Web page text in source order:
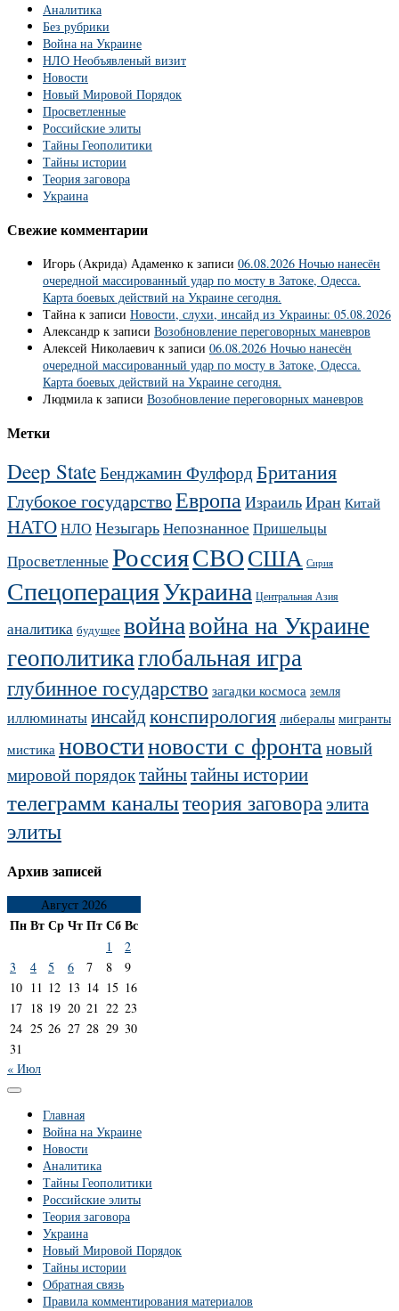
Аналитика
Без рубрики
Война на Украине
НЛО Необъявленый визит
Новости
Новый Мировой Порядок
Просветленные
Российские элиты
Тайны Геополитики
Тайны истории
Теория заговора
Украина
Свежие комментарии
Игорь (Акрида) Адаменко к записи 06.08.2026 Ночью нанесён
очередной массированный удар по мосту в Затоке, Одесса.
Карта боевых действий на Украине сегодня.
Тайна к записи Новости, слухи, инсайд из Украины: 05.08.2026
Александр к записи Возобновление переговорных маневров
Алексей Николаевич к записи 06.08.2026 Ночью нанесён
очередной массированный удар по мосту в Затоке, Одесса.
Карта боевых действий на Украине сегодня.
Людмила к записи Возобновление переговорных маневров
Метки
Deep StateБенджамин ФулфордБритания
Глубокое государствоЕвропаИзраильИран Китай
НАТОНЛО НезыгарьНепознанное Пришельцы
Просветленные РоссияСВОСША Сирия
СпецоперацияУкраина Центральная Азия
аналитика будущее войнавойна на Украине
геополитикаглобальная игра
глубинное государство загадки космоса земля
иллюминатыинсайдконспирология либералы мигранты
мистика новостиновости с фронтановый
мировой порядоктайнытайны истории
телеграмм каналытеория заговораэлита
элиты
Архив записей
Август 2026
ПнВтСрЧтПтСбВс
1
2
3
4 5 6 7 8
9
10 11 12 13 14 15 16
17 18 19 20 21 22 23
24 25 26 27 28 29 30
31
« Июл
Главная
Война на Украине
Новости
Аналитика
Тайны Геополитики
Российские элиты
Теория заговора
Украина
Новый Мировой Порядок
Тайны истории
Обратная связь
Правила комментирования материалов